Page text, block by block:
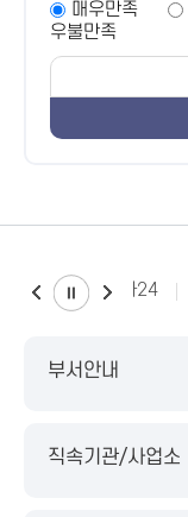
매우만족
우불만족
소비자24
부서안내
직속기관/사업소